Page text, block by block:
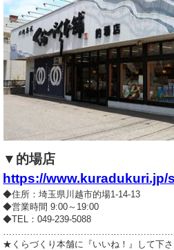
▼的場店
https://www.kuradukuri.jp/
◆住所：埼玉県川越市的場1-14-13
◆営業時間 9:00～19:00
◆TEL：049-239-5088
★くらづくり本舗に『いいね！』して下さ